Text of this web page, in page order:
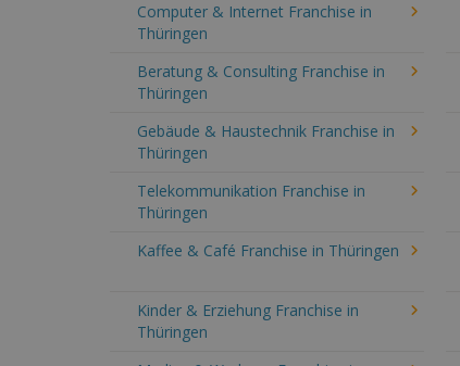
Computer & Internet Franchise in
Thüringen
Beratung & Consulting Franchise in
Thüringen
Gebäude & Haustechnik Franchise in
Thüringen
Telekommunikation Franchise in
Thüringen
Kaffee & Café Franchise in Thüringen
Kinder & Erziehung Franchise in
Thüringen